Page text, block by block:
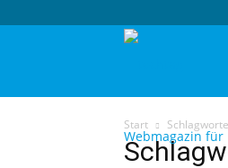
Start Schlagworte